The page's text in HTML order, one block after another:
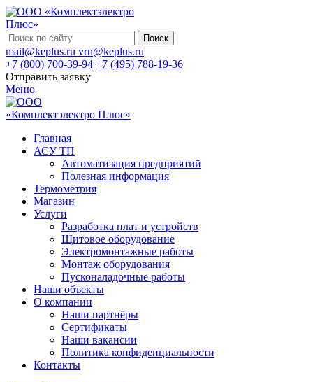
Поиск
mail@keplus.ru vrn@keplus.ru
+7 (800) 700-39-94 +7 (495) 788-19-36
Отправить заявку
Меню
Главная
АСУ ТП
Автоматизация предприятий
Полезная информация
Термометрия
Магазин
Услуги
Разработка плат и устройств
Щитовое оборудование
Электромонтажные работы
Монтаж оборудования
Пусконаладочные работы
Наши объекты
О компании
Наши партнёры
Сертификаты
Наши вакансии
Политика конфиденциальности
Контакты